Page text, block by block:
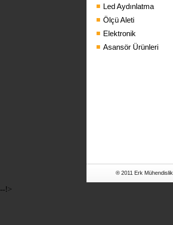
Led Aydınlatma
Ölçü Aleti
Elektronik
Asansör Ürünleri
® 2011 Erk Mühendislik
--!>